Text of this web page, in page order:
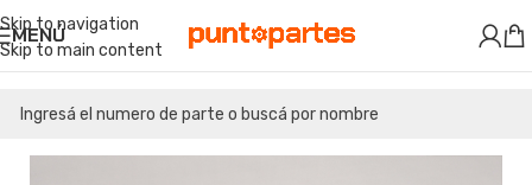
Skip to navigation
Skip to main content
MENÚ